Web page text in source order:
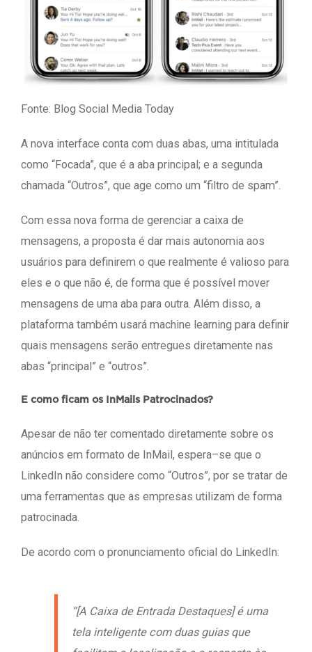
Fonte: Blog Social Media Today
A nova interface conta com duas abas, uma intitulada
como “Focada”, que é a aba principal; e a segunda
chamada “Outros”, que age como um “filtro de spam”.
Com essa nova forma de gerenciar a caixa de
mensagens, a proposta é dar mais autonomia aos
usuários para definirem o que realmente é valioso para
eles e o que não é, de forma que é possível mover
mensagens de uma aba para outra. Além disso, a
plataforma também usará machine learning para definir
quais mensagens serão entregues diretamente nas
abas “principal” e “outros”.
E como ficam os InMails Patrocinados?
Apesar de não ter comentado diretamente sobre os
anúncios em formato de InMail, espera–se que o
LinkedIn não considere como “Outros”, por se tratar de
uma ferramentas que as empresas utilizam de forma
patrocinada.
De acordo com o pronunciamento oficial do LinkedIn:
“[A Caixa de Entrada Destaques] é uma
tela inteligente com duas guias que